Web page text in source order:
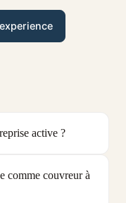
active ?
comme couvreur à